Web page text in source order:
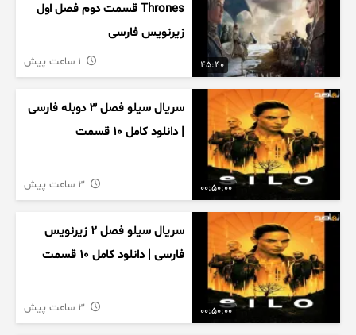
45:40
Thrones قسمت دوم فصل اول
زیرنویس فارسی
00:50:00
سریال سیلو فصل ۳ دوبله فارسی
| دانلود کامل ۱۰ قسمت
00:50:00
سریال سیلو فصل ۲ زیرنویس
فارسی | دانلود کامل ۱۰ قسمت